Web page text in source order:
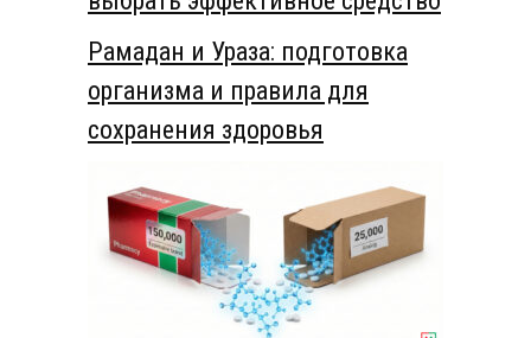
Рамадан и Ураза: подготовка
организма и правила для
сохранения здоровья